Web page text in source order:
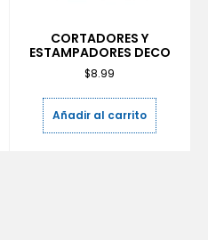
CORTADORES Y
ESTAMPADORES DECO
$8.99
Añadir al carrito